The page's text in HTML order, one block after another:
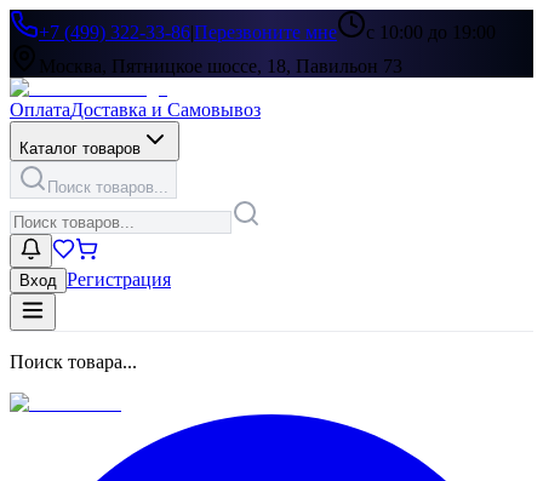
+7 (499) 322-33-86|Перезвоните мне
с 10:00 до 19:00
Москва, Пятницкое шоссе, 18, Павильон 73
ОплатаДоставка и Самовывоз
Каталог товаров
Поиск товаров...
Вход Регистрация
Поиск товара...